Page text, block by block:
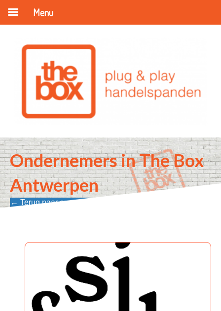
Ondernemers in The Box
Antwerpen
← Terug naar onze ondernemers
Menu